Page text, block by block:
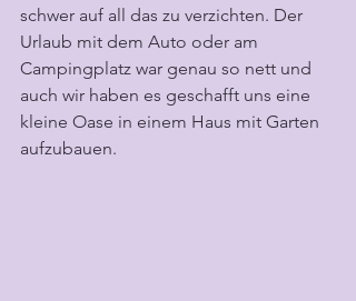
schwer auf all das zu verzichten. Der
Urlaub mit dem Auto oder am
Campingplatz war genau so nett und
auch wir haben es geschafft uns eine
kleine Oase in einem Haus mit Garten
aufzubauen.